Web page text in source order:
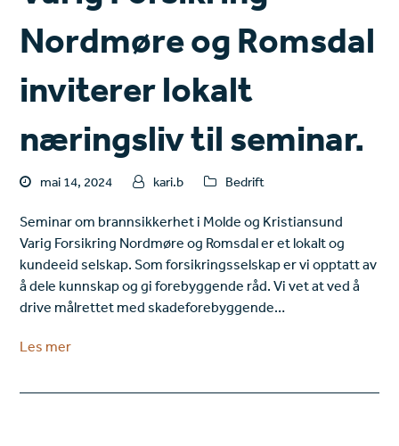
Nordmøre og Romsdal
inviterer lokalt
næringsliv til seminar.
mai 14, 2024 kari.b Bedrift
Seminar om brannsikkerhet i Molde og Kristiansund
Varig Forsikring Nordmøre og Romsdal er et lokalt og
kundeeid selskap. Som forsikringsselskap er vi opptatt av
å dele kunnskap og gi forebyggende råd. Vi vet at ved å
drive målrettet med skadeforebyggende…
Les mer